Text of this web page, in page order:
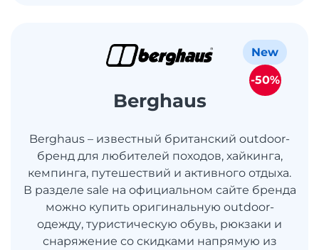
Berghaus
Berghaus – известный британский outdoor-
бренд для любителей походов, хайкинга,
кемпинга, путешествий и активного отдыха.
В разделе sale на официальном сайте бренда
можно купить оригинальную outdoor-
одежду, туристическую обувь, рюкзаки и
снаряжение со скидками напрямую из
New
-50%